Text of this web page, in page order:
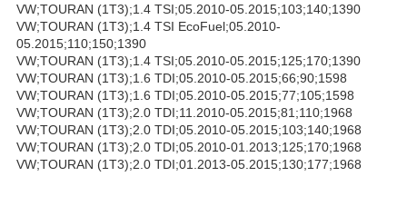
VW;TOURAN (1T3);1.4 TSI;05.2010-05.2015;103;140;1390
VW;TOURAN (1T3);1.4 TSI EcoFuel;05.2010-
05.2015;110;150;1390
VW;TOURAN (1T3);1.4 TSI;05.2010-05.2015;125;170;1390
VW;TOURAN (1T3);1.6 TDI;05.2010-05.2015;66;90;1598
VW;TOURAN (1T3);1.6 TDI;05.2010-05.2015;77;105;1598
VW;TOURAN (1T3);2.0 TDI;11.2010-05.2015;81;110;1968
VW;TOURAN (1T3);2.0 TDI;05.2010-05.2015;103;140;1968
VW;TOURAN (1T3);2.0 TDI;05.2010-01.2013;125;170;1968
VW;TOURAN (1T3);2.0 TDI;01.2013-05.2015;130;177;1968